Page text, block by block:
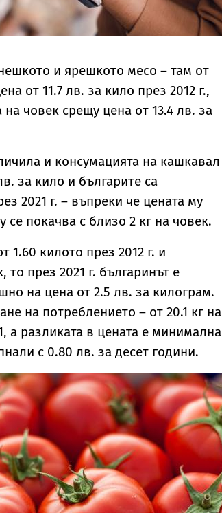
и ярешкото месо – там от
от 11.7 лв. за кило през 2012 г.,
човек срещу цена от 13.4 лв. за
и консумацията на кашкавал
за кило и българите са
2021 г. – въпреки че цената му
се покачва с близо 2 кг на човек.
1.60 килото през 2012 г. и
то през 2021 г. българинът е
на цена от 2.5 лв. за килограм.
на потреблението – от 20.1 кг на
а разликата в цената е минимална
с 0.80 лв. за десет години.